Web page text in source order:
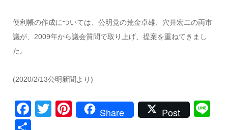
便利帳の作成については、公明党の荒金卓雄、穴井宏二の両市
議が、2009年から議会質問で取り上げ、提案を重ねてきまし
た。
(2020/2/13公明新聞より)
Facebook
TwitterPinterest
Share Post